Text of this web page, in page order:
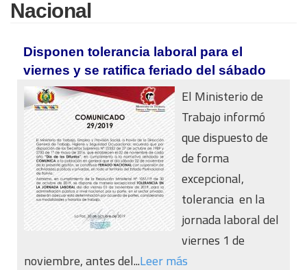
Nacional
Disponen tolerancia laboral para el
viernes y se ratifica feriado del sábado
El Ministerio de
Trabajo informó
que dispuesto de
de forma
excepcional,
tolerancia en la
jornada laboral del
viernes 1 de
noviembre, antes del...Leer más